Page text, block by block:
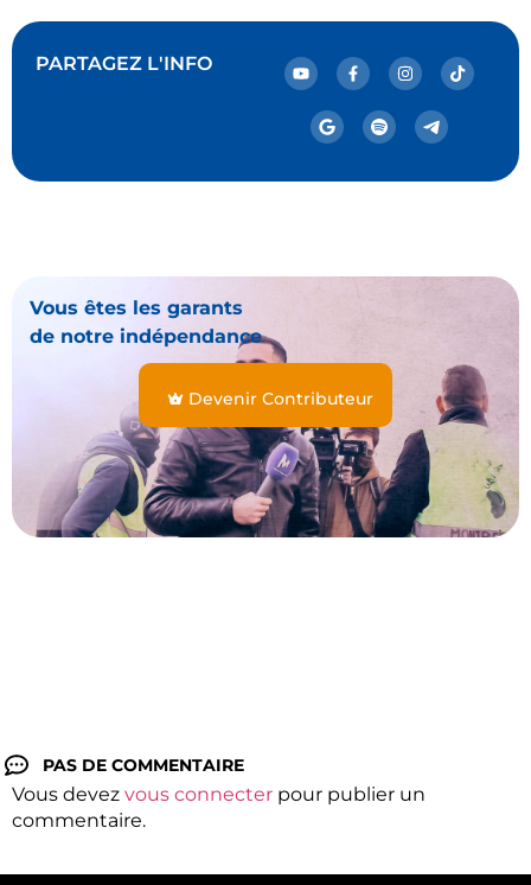
PARTAGEZ L'INFO
Vous êtes les garants
de notre indépendance
Devenir Contributeur
PAS DE COMMENTAIRE
Vous devez vous connecter pour publier un
commentaire.